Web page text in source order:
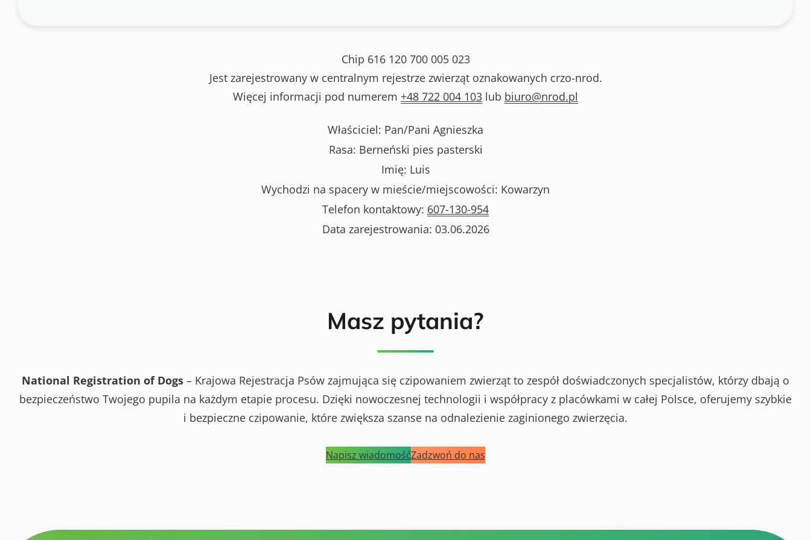
Chip 616 120 700 005 023
Jest zarejestrowany w centralnym rejestrze zwierząt oznakowanych crzo-nrod.
Więcej informacji pod numerem +48 722 004 103 lub biuro@nrod.pl
Właściciel: Pan/Pani Agnieszka
Rasa: Berneński pies pasterski
Imię: Luis
Wychodzi na spacery w mieście/miejscowości: Kowarzyn
Telefon kontaktowy: 607-130-954
Data zarejestrowania: 03.06.2026
Masz pytania?
National Registration of Dogs – Krajowa Rejestracja Psów zajmująca się czipowaniem zwierząt to zespół doświadczonych specjalistów, którzy dbają o
bezpieczeństwo Twojego pupila na każdym etapie procesu. Dzięki nowoczesnej technologii i współpracy z placówkami w całej Polsce, oferujemy szybkie
i bezpieczne czipowanie, które zwiększa szanse na odnalezienie zaginionego zwierzęcia.
Napisz wiadomośćZadzwoń do nas